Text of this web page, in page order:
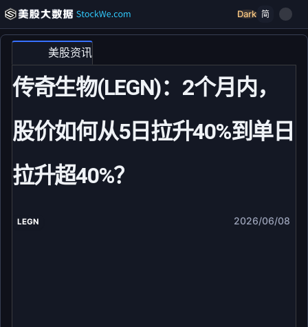
Dark 简
美股资讯
传奇生物(LEGN)：2个月内，
股价如何从5日拉升40%到单日
拉升超40%？
LEGN 2026/06/08